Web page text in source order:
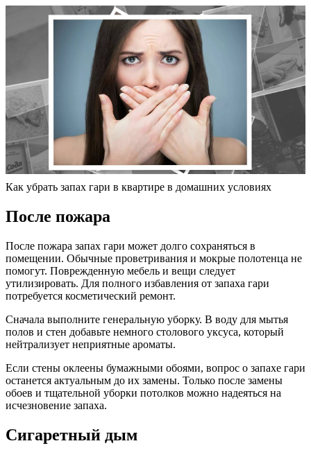
Как убрать запах гари в квартире в домашних условиях
После пожара
После пожара запах гари может долго сохраняться в
помещении. Обычные проветривания и мокрые полотенца не
помогут. Поврежденную мебель и вещи следует
утилизировать. Для полного избавления от запаха гари
потребуется косметический ремонт.
Сначала выполните генеральную уборку. В воду для мытья
полов и стен добавьте немного столового уксуса, который
нейтрализует неприятные ароматы.
Если стены оклеены бумажными обоями, вопрос о запахе гари
останется актуальным до их замены. Только после замены
обоев и тщательной уборки потолков можно надеяться на
исчезновение запаха.
Сигаретный дым